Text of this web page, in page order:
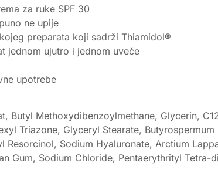
za ruke SPF 30
ne upije
preparata koji sadrži Thiamidol®
jednom ujutro i jednom uveče
upotrebe
Butyl Methoxydibenzoylmethane, Glycerin,
Triazone, Glyceryl Stearate,
Resorcinol, Sodium Hyaluronate, Arctium
Gum, Sodium Chloride, Pentaerythrityl